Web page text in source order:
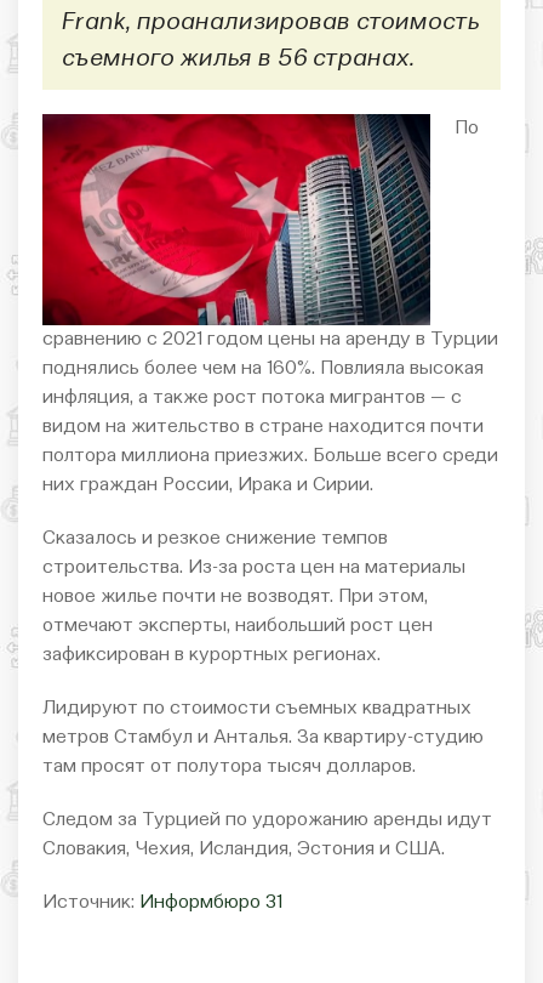
Frank, проанализировав стоимость
съемного жилья в 56 странах.
По
сравнению с 2021 годом цены на аренду в Турции
поднялись более чем на 160%. Повлияла высокая
инфляция, а также рост потока мигрантов — с
видом на жительство в стране находится почти
полтора миллиона приезжих. Больше всего среди
них граждан России, Ирака и Сирии.
Сказалось и резкое снижение темпов
строительства. Из-за роста цен на материалы
новое жилье почти не возводят. При этом,
отмечают эксперты, наибольший рост цен
зафиксирован в курортных регионах.
Лидируют по стоимости съемных квадратных
метров Стамбул и Анталья. За квартиру-студию
там просят от полутора тысяч долларов.
Следом за Турцией по удорожанию аренды идут
Словакия, Чехия, Исландия, Эстония и США.
Источник: Информбюро 31